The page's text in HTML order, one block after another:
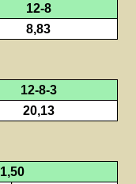
12-8
8,83
12-8-3
20,13
1,50